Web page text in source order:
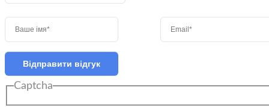
Відправити відгук
Captcha